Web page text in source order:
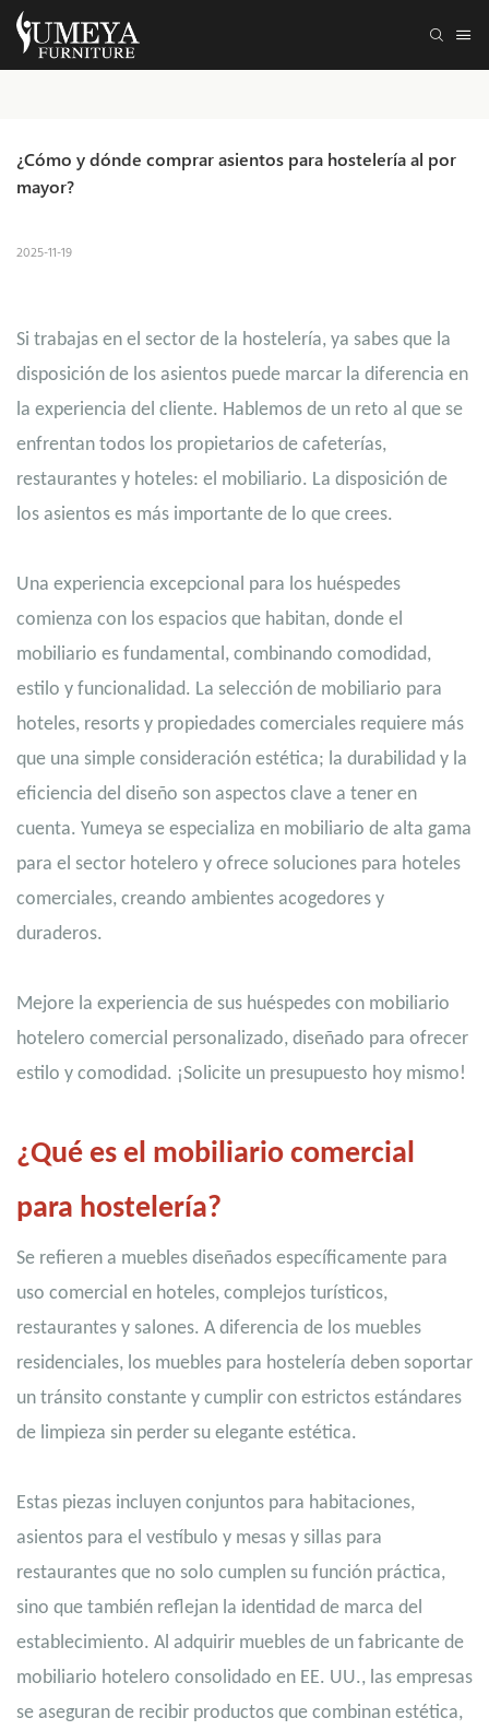
¿Cómo y dónde comprar asientos para hostelería al por
mayor?
2025-11-19
Si trabajas en el sector de la hostelería, ya sabes que la
disposición de los asientos puede marcar la diferencia en
la experiencia del cliente. Hablemos de un reto al que se
enfrentan todos los propietarios de cafeterías,
restaurantes y hoteles: el mobiliario. La disposición de
los asientos es más importante de lo que crees.
Una experiencia excepcional para los huéspedes
comienza con los espacios que habitan, donde el
mobiliario es fundamental, combinando comodidad,
estilo y funcionalidad. La selección de mobiliario para
hoteles, resorts y propiedades comerciales requiere más
que una simple consideración estética; la durabilidad y la
eficiencia del diseño son aspectos clave a tener en
cuenta. Yumeya se especializa en mobiliario de alta gama
para el sector hotelero y ofrece soluciones para hoteles
comerciales, creando ambientes acogedores y
duraderos.
Mejore la experiencia de sus huéspedes con mobiliario
hotelero comercial personalizado, diseñado para ofrecer
estilo y comodidad. ¡Solicite un presupuesto hoy mismo!
¿Qué es el mobiliario comercial
para hostelería?
Se refieren a muebles diseñados específicamente para
uso comercial en hoteles, complejos turísticos,
restaurantes y salones. A diferencia de los muebles
residenciales, los muebles para hostelería deben soportar
un tránsito constante y cumplir con estrictos estándares
de limpieza sin perder su elegante estética.
Estas piezas incluyen conjuntos para habitaciones,
asientos para el vestíbulo y mesas y sillas para
restaurantes que no solo cumplen su función práctica,
sino que también reflejan la identidad de marca del
establecimiento. Al adquirir muebles de un fabricante de
mobiliario hotelero consolidado en EE. UU., las empresas
se aseguran de recibir productos que combinan estética,